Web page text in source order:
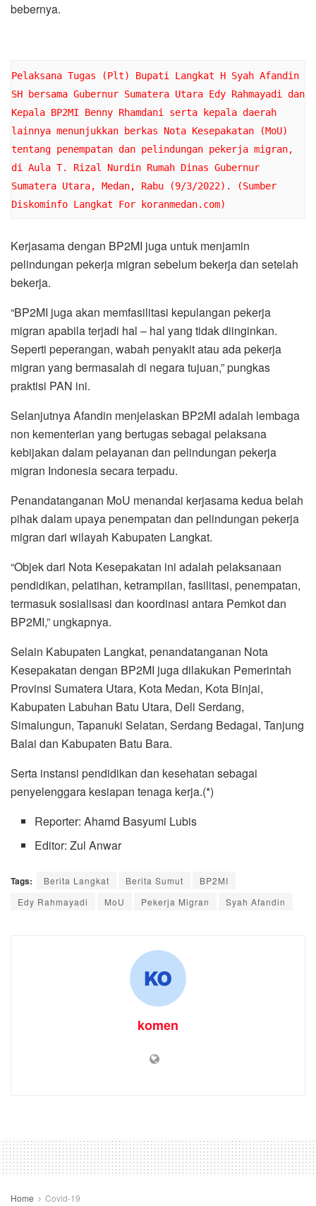
bebernya.
Pelaksana Tugas (Plt) Bupati Langkat H Syah Afandin
SH bersama Gubernur Sumatera Utara Edy Rahmayadi dan
Kepala BP2MI Benny Rhamdani serta kepala daerah
lainnya menunjukkan berkas Nota Kesepakatan (MoU)
tentang penempatan dan pelindungan pekerja migran,
di Aula T. Rizal Nurdin Rumah Dinas Gubernur
Sumatera Utara, Medan, Rabu (9/3/2022). (Sumber
Diskominfo Langkat For koranmedan.com)
Kerjasama dengan BP2MI juga untuk menjamin
pelindungan pekerja migran sebelum bekerja dan setelah
bekerja.
“BP2MI juga akan memfasilitasi kepulangan pekerja
migran apabila terjadi hal – hal yang tidak diinginkan.
Seperti peperangan, wabah penyakit atau ada pekerja
migran yang bermasalah di negara tujuan,” pungkas
praktisi PAN ini.
Selanjutnya Afandin menjelaskan BP2MI adalah lembaga
non kementerian yang bertugas sebagai pelaksana
kebijakan dalam pelayanan dan pelindungan pekerja
migran Indonesia secara terpadu.
Penandatanganan MoU menandai kerjasama kedua belah
pihak dalam upaya penempatan dan pelindungan pekerja
migran dari wilayah Kabupaten Langkat.
“Objek dari Nota Kesepakatan ini adalah pelaksanaan
pendidikan, pelatihan, ketrampilan, fasilitasi, penempatan,
termasuk sosialisasi dan koordinasi antara Pemkot dan
BP2MI,” ungkapnya.
Selain Kabupaten Langkat, penandatanganan Nota
Kesepakatan dengan BP2MI juga dilakukan Pemerintah
Provinsi Sumatera Utara, Kota Medan, Kota Binjai,
Kabupaten Labuhan Batu Utara, Deli Serdang,
Simalungun, Tapanuki Selatan, Serdang Bedagai, Tanjung
Balai dan Kabupaten Batu Bara.
Serta instansi pendidikan dan kesehatan sebagai
penyelenggara kesiapan tenaga kerja.(*)
Reporter: Ahamd Basyumi Lubis
Editor: Zul Anwar
Tags: Berita Langkat Berita Sumut
BP2MI
Edy Rahmayadi
MoU Pekerja Migran Syah Afandin
komen
Home Covid-19